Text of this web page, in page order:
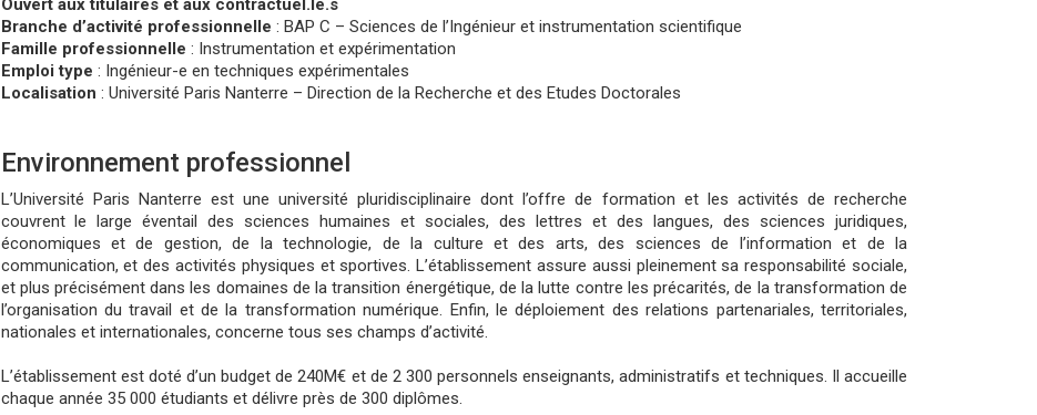
Ouvert aux titulaires et aux contractuel.le.s
Branche d’activité professionnelle : BAP C – Sciences de l’Ingénieur et instrumentation scientifique
Famille professionnelle : Instrumentation et expérimentation
Emploi type : Ingénieur-e en techniques expérimentales
Localisation : Université Paris Nanterre – Direction de la Recherche et des Etudes Doctorales
Environnement professionnel
L’Université Paris Nanterre est une université pluridisciplinaire dont l’offre de formation et les activités de recherche
couvrent le large éventail des sciences humaines et sociales, des lettres et des langues, des sciences juridiques,
économiques et de gestion, de la technologie, de la culture et des arts, des sciences de l’information et de la
communication, et des activités physiques et sportives. L’établissement assure aussi pleinement sa responsabilité sociale,
et plus précisément dans les domaines de la transition énergétique, de la lutte contre les précarités, de la transformation de
l’organisation du travail et de la transformation numérique. Enfin, le déploiement des relations partenariales, territoriales,
nationales et internationales, concerne tous ses champs d’activité.
L’établissement est doté d’un budget de 240M€ et de 2 300 personnels enseignants, administratifs et techniques. Il accueille
chaque année 35 000 étudiants et délivre près de 300 diplômes.